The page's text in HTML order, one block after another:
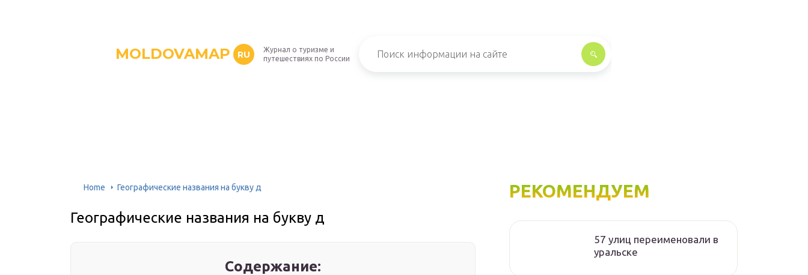
MOLDOVAMAP RU
Журнал о туризме и
путешествиях по России
Home Географические названия на букву д
Географические названия на букву д
Содержание:
РЕКОМЕНДУЕМ
57 улиц переименовали в
уральске